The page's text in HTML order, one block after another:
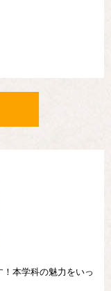
本学科の魅力をいっ